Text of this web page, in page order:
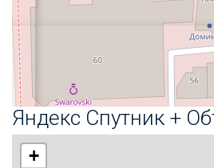
Яндекс Спутник +
+